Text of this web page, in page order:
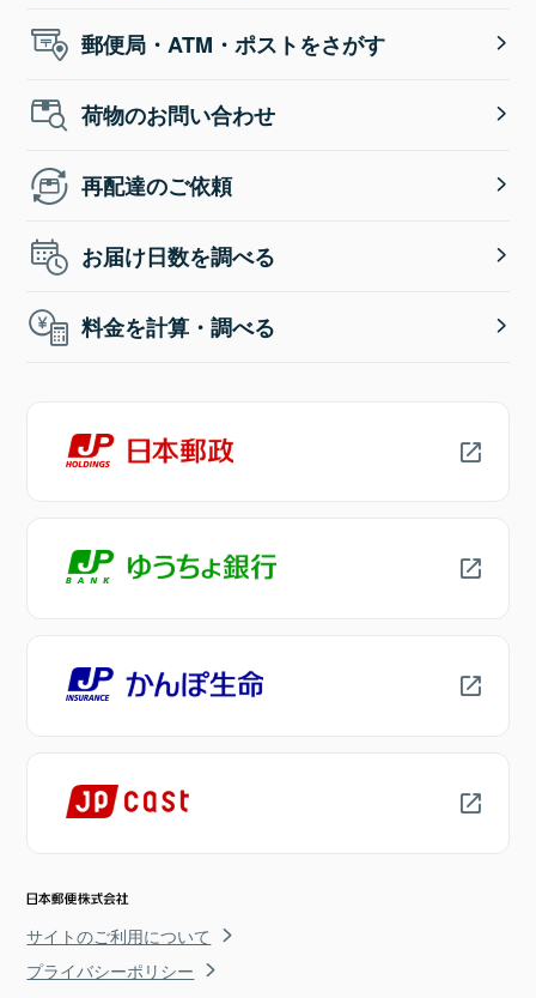
郵便局・ATM・ポストをさがす
荷物のお問い合わせ
再配達のご依頼
お届け日数を調べる
料金を計算・調べる
サイトのご利用について
プライバシーポリシー